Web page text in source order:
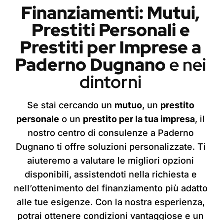
Finanziamenti: Mutui,
Prestiti Personali e
Prestiti per Imprese a
Paderno Dugnanoe nei
dintorni
Se stai cercando un mutuo, un prestito
personale o un prestito per la tua impresa, il
nostro centro di consulenze a Paderno
Dugnano ti offre soluzioni personalizzate. Ti
aiuteremo a valutare le migliori opzioni
disponibili, assistendoti nella richiesta e
nell’ottenimento del finanziamento più adatto
alle tue esigenze. Con la nostra esperienza,
potrai ottenere condizioni vantaggiose e un